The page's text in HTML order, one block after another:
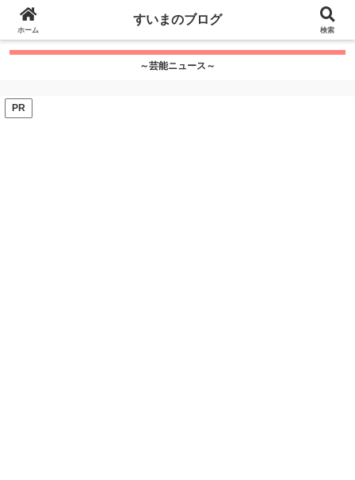
google.com, pub-7115624674097404, DIRECT,
f08c47fec0942fa0
～芸能ニュース～
PR
ホーム
すいまのブログ
検索